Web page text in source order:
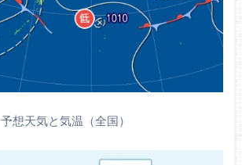
予想天気と気温（全国）